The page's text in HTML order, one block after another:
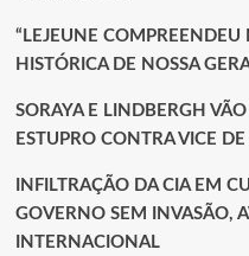
DE
ELEIÇÃO!
“LEJEUNE COMPREENDEU
HISTÓRICA DE NOSSA
SORAYA E LINDBERGH
ESTUPRO CONTRA VICE
INFILTRAÇÃO DA CIA EM
GOVERNO SEM INVASÃO,
INTERNACIONAL